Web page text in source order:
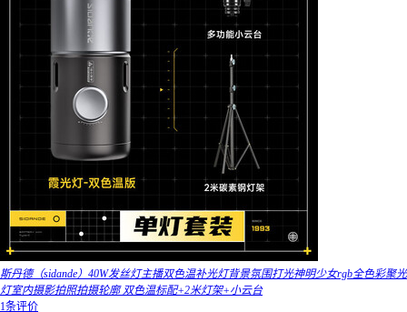
斯丹德（sidande）40W发丝灯主播双色温补光灯背景氛围打光神明少女rgb全色彩聚光
灯室内摄影拍照拍摄轮廓 双色温标配+2米灯架+小云台
1条评价